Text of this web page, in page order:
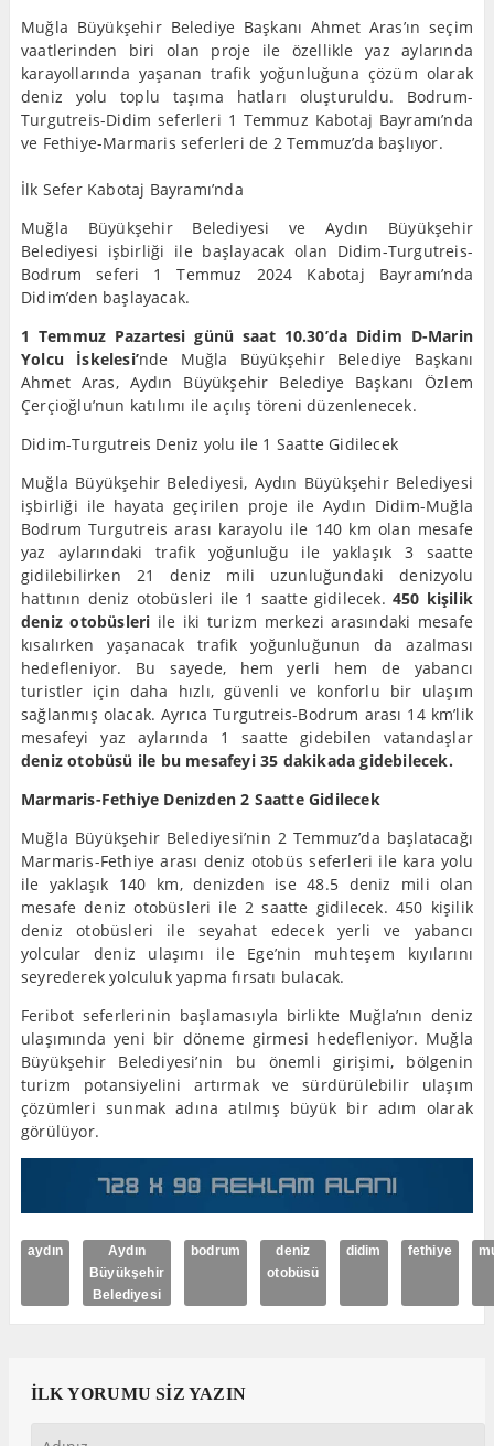
Muğla Büyükşehir Belediye Başkanı Ahmet Aras’ın seçim
vaatlerinden biri olan proje ile özellikle yaz aylarında
karayollarında yaşanan trafik yoğunluğuna çözüm olarak
deniz yolu toplu taşıma hatları oluşturuldu. Bodrum-
Turgutreis-Didim seferleri 1 Temmuz Kabotaj Bayramı’nda
ve Fethiye-Marmaris seferleri de 2 Temmuz’da başlıyor.
İlk Sefer Kabotaj Bayramı’nda
Muğla Büyükşehir Belediyesi ve Aydın Büyükşehir
Belediyesi işbirliği ile başlayacak olan Didim-Turgutreis-
Bodrum seferi 1 Temmuz 2024 Kabotaj Bayramı’nda
Didim’den başlayacak.
1 Temmuz Pazartesi günü saat 10.30’da Didim D-Marin
Yolcu İskelesi’nde Muğla Büyükşehir Belediye Başkanı
Ahmet Aras, Aydın Büyükşehir Belediye Başkanı Özlem
Çerçioğlu’nun katılımı ile açılış töreni düzenlenecek.
Didim-Turgutreis Deniz yolu ile 1 Saatte Gidilecek
Muğla Büyükşehir Belediyesi, Aydın Büyükşehir Belediyesi
işbirliği ile hayata geçirilen proje ile Aydın Didim-Muğla
Bodrum Turgutreis arası karayolu ile 140 km olan mesafe
yaz aylarındaki trafik yoğunluğu ile yaklaşık 3 saatte
gidilebilirken 21 deniz mili uzunluğundaki denizyolu
hattının deniz otobüsleri ile 1 saatte gidilecek. 450 kişilik
deniz otobüsleri ile iki turizm merkezi arasındaki mesafe
kısalırken yaşanacak trafik yoğunluğunun da azalması
hedefleniyor. Bu sayede, hem yerli hem de yabancı
turistler için daha hızlı, güvenli ve konforlu bir ulaşım
sağlanmış olacak. Ayrıca Turgutreis-Bodrum arası 14 km’lik
mesafeyi yaz aylarında 1 saatte gidebilen vatandaşlar
deniz otobüsü ile bu mesafeyi 35 dakikada gidebilecek.
Marmaris-Fethiye Denizden 2 Saatte Gidilecek
Muğla Büyükşehir Belediyesi’nin 2 Temmuz’da başlatacağı
Marmaris-Fethiye arası deniz otobüs seferleri ile kara yolu
ile yaklaşık 140 km, denizden ise 48.5 deniz mili olan
mesafe deniz otobüsleri ile 2 saatte gidilecek. 450 kişilik
deniz otobüsleri ile seyahat edecek yerli ve yabancı
yolcular deniz ulaşımı ile Ege’nin muhteşem kıyılarını
seyrederek yolculuk yapma fırsatı bulacak.
Feribot seferlerinin başlamasıyla birlikte Muğla’nın deniz
ulaşımında yeni bir döneme girmesi hedefleniyor. Muğla
Büyükşehir Belediyesi’nin bu önemli girişimi, bölgenin
turizm potansiyelini artırmak ve sürdürülebilir ulaşım
çözümleri sunmak adına atılmış büyük bir adım olarak
görülüyor.
aydın
Aydın
Büyükşehir
Belediyesi
bodrum
deniz
otobüsü
didim fethiye
İLK YORUMU SİZ YAZIN